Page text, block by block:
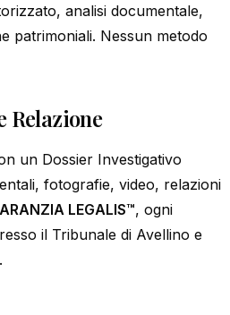
analisi documentale,
patrimoniali. Nessun metodo
Relazione
un Dossier Investigativo
fotografie, video, relazioni
LEGALIS™, ogni
il Tribunale di Avellino e